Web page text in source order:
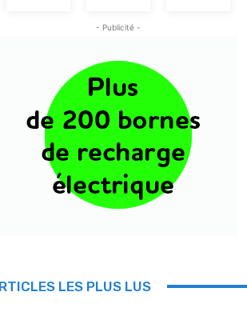
- Publicité -
LES PLUS LUS